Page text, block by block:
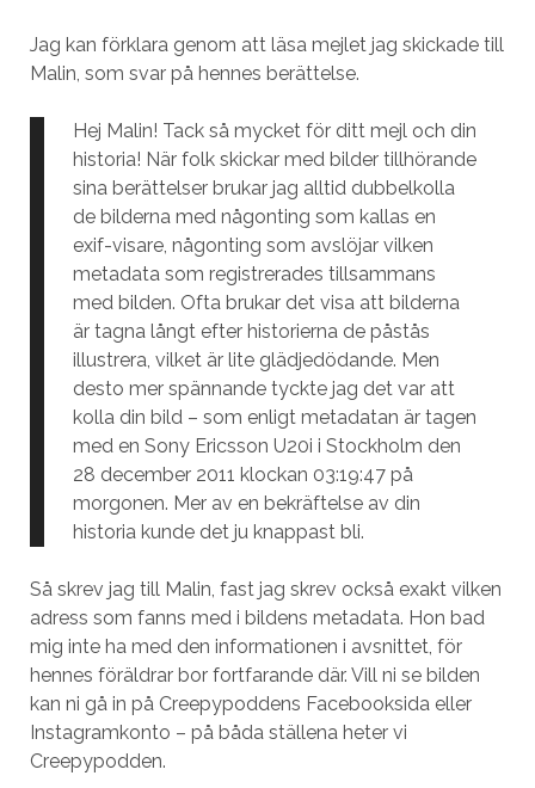
Jag kan förklara genom att läsa mejlet jag skickade till
Malin, som svar på hennes berättelse.
Hej Malin! Tack så mycket för ditt mejl och din
historia! När folk skickar med bilder tillhörande
sina berättelser brukar jag alltid dubbelkolla
de bilderna med någonting som kallas en
exif-visare, någonting som avslöjar vilken
metadata som registrerades tillsammans
med bilden. Ofta brukar det visa att bilderna
är tagna långt efter historierna de påstås
illustrera, vilket är lite glädjedödande. Men
desto mer spännande tyckte jag det var att
kolla din bild – som enligt metadatan är tagen
med en Sony Ericsson U20i i Stockholm den
28 december 2011 klockan 03:19:47 på
morgonen. Mer av en bekräftelse av din
historia kunde det ju knappast bli.
Så skrev jag till Malin, fast jag skrev också exakt vilken
adress som fanns med i bildens metadata. Hon bad
mig inte ha med den informationen i avsnittet, för
hennes föräldrar bor fortfarande där. Vill ni se bilden
kan ni gå in på Creepypoddens Facebooksida eller
Instagramkonto – på båda ställena heter vi
Creepypodden.